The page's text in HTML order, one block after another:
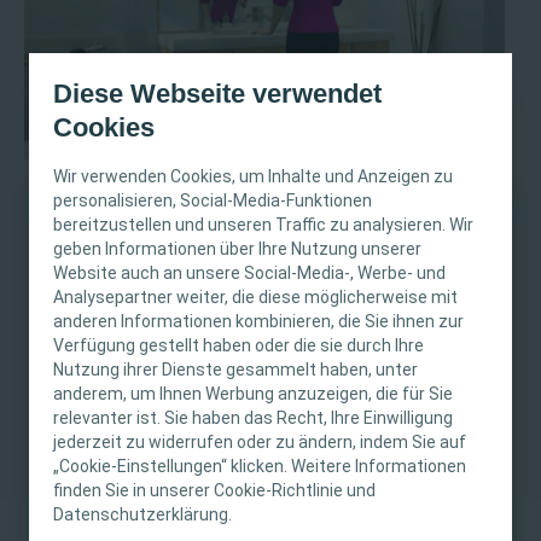
Diese Webseite verwendet
Cookies
Wir verwenden Cookies, um Inhalte und Anzeigen zu
personalisieren, Social-Media-Funktionen
bereitzustellen und unseren Traffic zu analysieren. Wir
geben Informationen über Ihre Nutzung unserer
Website auch an unsere Social-Media-, Werbe- und
Analysepartner weiter, die diese möglicherweise mit
anderen Informationen kombinieren, die Sie ihnen zur
Verfügung gestellt haben oder die sie durch Ihre
Nutzung ihrer Dienste gesammelt haben, unter
anderem, um Ihnen Werbung anzuzeigen, die für Sie
relevanter ist. Sie haben das Recht, Ihre Einwilligung
jederzeit zu widerrufen oder zu ändern, indem Sie auf
„Cookie-Einstellungen“ klicken. Weitere Informationen
finden Sie in unserer Cookie-Richtlinie und
Datenschutzerklärung.
WICHTIGER HINWEIS
Diese Website richtet sich nur an medizinisches
Fachpersonal. Der Inhalt der Website ist für
fachliche Informations- und Fortbildungszwecke
bestimmt. Coloplast bietet keinen individuellen
medizinischen Rat. Die Verantwortung für die
individuelle Patientenversorgung liegt beim
medizinischen Fachpersonal. Detaillierte
Produktinformationen zu den vorgestellten
Produkten, einschließlich Anwendungshinweise,
Videoanleitungen
Verwenden Sie unsere animierten Anleitungen, um Ihren
Patienten beizubringen, wie man sich selbst
katheterisiert.
Schauen Sie sich alle Anleitungen an